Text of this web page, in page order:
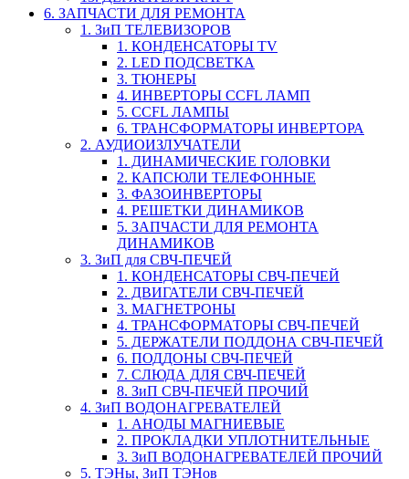
6. ЗАПЧАСТИ ДЛЯ РЕМОНТА
1. ЗиП ТЕЛЕВИЗОРОВ
1. КОНДЕНСАТОРЫ TV
2. LED ПОДСВЕТКА
3. ТЮНЕРЫ
4. ИНВЕРТОРЫ CCFL ЛАМП
5. CCFL ЛАМПЫ
6. ТРАНСФОРМАТОРЫ ИНВЕРТОРА
2. АУДИОИЗЛУЧАТЕЛИ
1. ДИНАМИЧЕСКИЕ ГОЛОВКИ
2. КАПСЮЛИ ТЕЛЕФОННЫЕ
3. ФАЗОИНВЕРТОРЫ
4. РЕШЕТКИ ДИНАМИКОВ
5. ЗАПЧАСТИ ДЛЯ РЕМОНТА
ДИНАМИКОВ
3. ЗиП для СВЧ-ПЕЧЕЙ
1. КОНДЕНСАТОРЫ СВЧ-ПЕЧЕЙ
2. ДВИГАТЕЛИ СВЧ-ПЕЧЕЙ
3. МАГНЕТРОНЫ
4. ТРАНСФОРМАТОРЫ СВЧ-ПЕЧЕЙ
5. ДЕРЖАТЕЛИ ПОДДОНА СВЧ-ПЕЧЕЙ
6. ПОДДОНЫ СВЧ-ПЕЧЕЙ
7. СЛЮДА ДЛЯ СВЧ-ПЕЧЕЙ
8. ЗиП СВЧ-ПЕЧЕЙ ПРОЧИЙ
4. ЗиП ВОДОНАГРЕВАТЕЛЕЙ
1. АНОДЫ МАГНИЕВЫЕ
2. ПРОКЛАДКИ УПЛОТНИТЕЛЬНЫЕ
3. ЗиП ВОДОНАГРЕВАТЕЛЕЙ ПРОЧИЙ
5. ТЭНы, ЗиП ТЭНов